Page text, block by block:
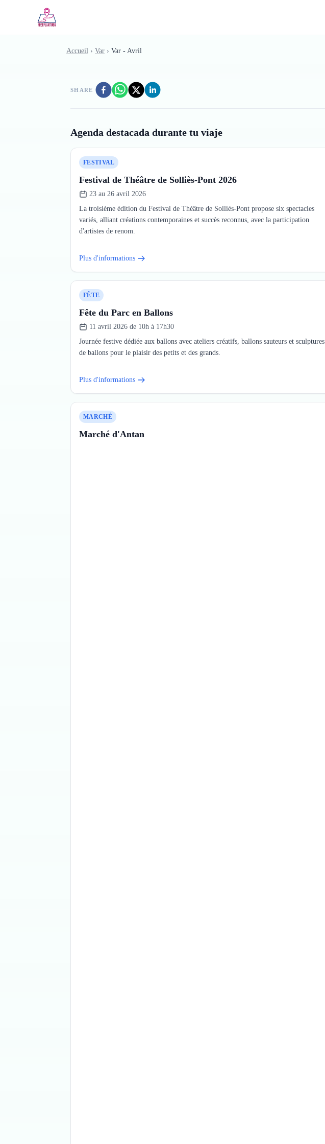
Accueil › Var › Var - Avril
SHARE
Agenda destacada durante tu viaje
FESTIVAL
Festival de Théâtre de Solliès-Pont 2026
23 au 26 avril 2026
La troisième édition du Festival de Théâtre de Solliès-Pont propose six spectacles
variés, alliant créations contemporaines et succès reconnus, avec la participation
d'artistes de renom.
Plus d'informations
FÊTE
Fête du Parc en Ballons
11 avril 2026 de 10h à 17h30
Journée festive dédiée aux ballons avec ateliers créatifs, ballons sauteurs et sculptures
de ballons pour le plaisir des petits et des grands.
Plus d'informations
MARCHÉ
Marché d'Antan